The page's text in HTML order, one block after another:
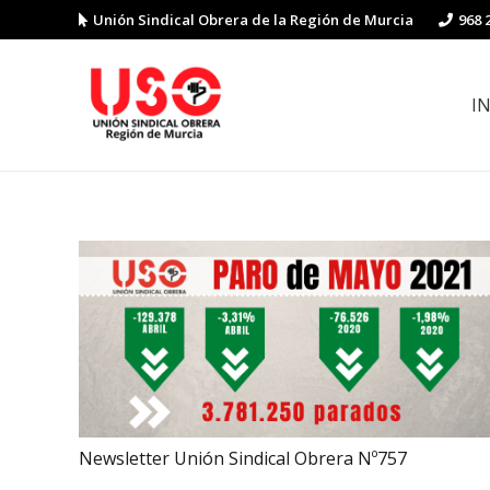
Unión Sindical Obrera de la Región de Murcia 968
Newsletter Unión Sindical Obrera Nº757